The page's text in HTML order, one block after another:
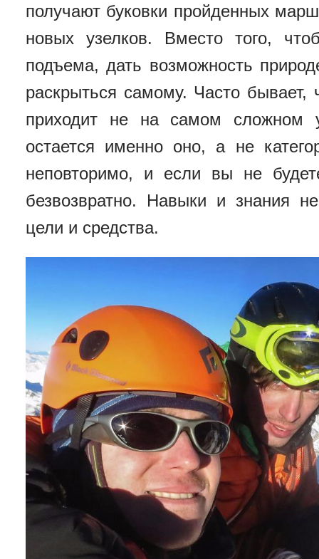
получают буковки пройденных
новых узелков. Вместо того,
подъема, дать возможность
раскрыться самому. Часто
приходит не на самом сложном
остается именно оно, а не
неповторимо, и если вы не
безвозвратно. Навыки и знания
цели и средства.